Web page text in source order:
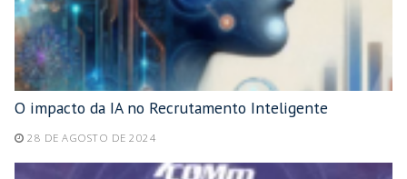
O impacto da IA no Recrutamento Inteligente
28 DE AGOSTO DE 2024